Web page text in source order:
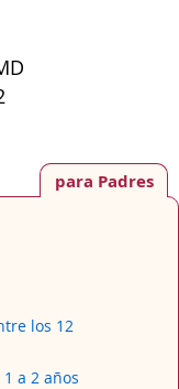
para Padres
los 12
a 2 años